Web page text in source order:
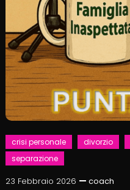
crisi personale divorzio
separazione
23 Febbraio 2026 coach